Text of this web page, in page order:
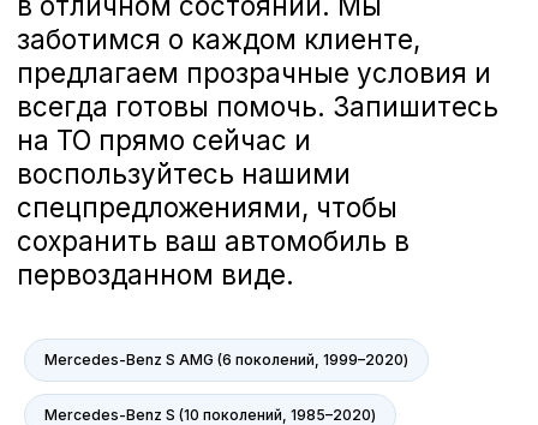
Mercedes-Benz S AMG (6 поколений, 1999–2020)
Mercedes-Benz S (10 поколений, 1985–2020)